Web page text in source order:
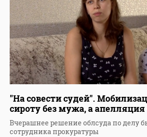
"На совести судей".
сироту без мужа, а апелляция
Вчерашнее решение облсуда по делу
сотрудника прокуратуры